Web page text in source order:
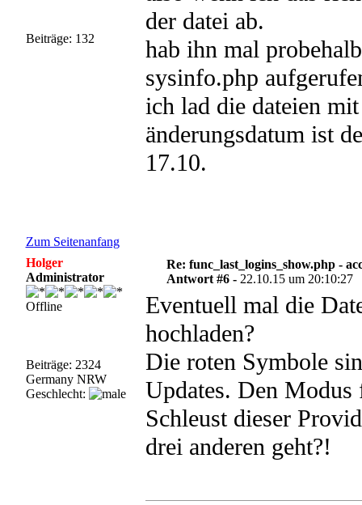
Beiträge: 132
der datei ab.
hab ihn mal
sysinfo.php
ich lad die dateien
änderungsdatum ist
17.10.
Zum Seitenanfang
Holger
Administrator
Offline
Beiträge: 2324
Germany NRW
Geschlecht:
Re: func_last_logins_show.php -
Antwort #6 - 22.10.15 um 20:10:27
Eventuell mal die
hochladen?
Die roten Symbole
Updates. Den Modus
Schleust dieser
drei anderen geht?!